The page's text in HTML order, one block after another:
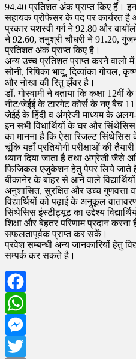
94.40 प्रतिशत अंक प्राप्त किए हैं।
सहायक प्रोफेसर के पद पर कार्यरत है
प्रकार यशस्वी गर्ग ने 92.80 और
ने 92.60, तनुश्री चौधरी ने 91.20,
प्रतिशत अंक प्राप्त किए है।
अन्य उच्च प्रतिशत प्राप्त करने वालो में
सोनी, रिषिका भादू, दिव्यांका गोयल,
और नोखा की रितु झँवर है।
डॉ. गोस्वामी ने बताया कि कक्षा 12वीं
नीट/जेईई के टारगेट कोर्स के नए बैच
जेईई के हिंदी व अंग्रेजी माध्यम के
इन सभी विधार्थियों के घर और
का मानना है कि ऐसा रिजल्ट
चूंकि यहाँ प्रतियोगी परीक्षाओं की
ध्यान दिया जाता है तथा अंग्रेजी जैसे
फिजिकल एजुकेशन हेतु पेपर लिये जाते
बीकानेर के बाहर से आने वाले
अनुशासित, सुरक्षित और उच्च गुणवत्ता
विद्यार्थियों को पढ़ाई के अनुकूल
सिंथेसिस इंस्टीट्यूट का उद्देश्य
शिक्षा और बेहतर परिणाम प्रदान
सफलतापूर्वक प्राप्त कर सकें।
प्रवेश सम्बन्धी अन्य जानकारियों हेतु
सम्पर्क कर सकते है।
Facebook
WhatsApp
Messenger